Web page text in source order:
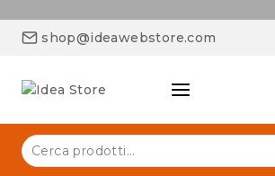
shop@ideawebstore.com